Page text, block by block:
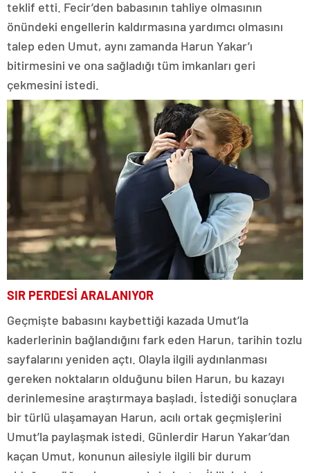
teklif etti. Fecir’den babasının tahliye olmasının
önündeki engellerin kaldırmasına yardımcı olmasını
talep eden Umut, aynı zamanda Harun Yakar’ı
bitirmesini ve ona sağladığı tüm imkanları geri
çekmesini istedi.
SIR PERDESİ ARALANIYOR
Geçmişte babasını kaybettiği kazada Umut’la
kaderlerinin bağlandığını fark eden Harun, tarihin tozlu
sayfalarını yeniden açtı. Olayla ilgili aydınlanması
gereken noktaların olduğunu bilen Harun, bu kazayı
derinlemesine araştırmaya başladı. İstediği sonuçlara
bir türlü ulaşamayan Harun, acılı ortak geçmişlerini
Umut’la paylaşmak istedi. Günlerdir Harun Yakar’dan
kaçan Umut, konunun ailesiyle ilgili bir durum